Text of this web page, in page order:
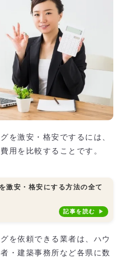
を激安・格安でするには、
用を比較することです。
激安・格安にする方法の全て
記事を読む
を依頼できる業者は、ハウ
・建築事務所など各県に数